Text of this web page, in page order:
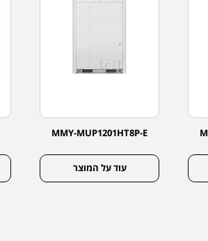
MMY-MUP1201HT8P-E
עוד על המוצר